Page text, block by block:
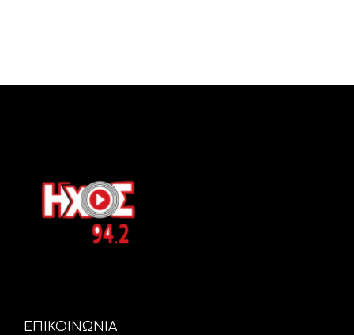
ΕΠΙΚΟΙΝΩΝΙΑ